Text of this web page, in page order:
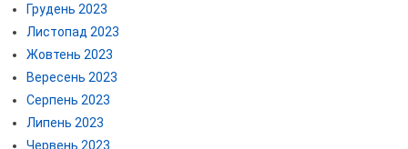
Грудень 2023
Листопад 2023
Жовтень 2023
Вересень 2023
Серпень 2023
Липень 2023
Червень 2023